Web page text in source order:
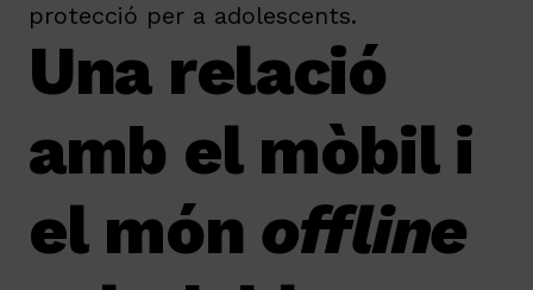
protecció per a adolescents.
Una relació
amb el mòbil i
el món offline